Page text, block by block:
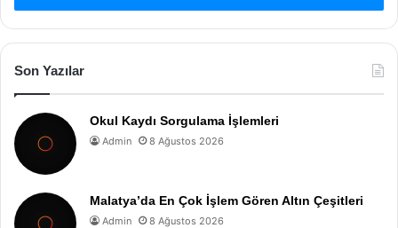
Son Yazılar
Okul Kaydı Sorgulama İşlemleri
Admin 8 Ağustos 2026
Malatya’da En Çok İşlem Gören Altın Çeşitleri
Admin 8 Ağustos 2026